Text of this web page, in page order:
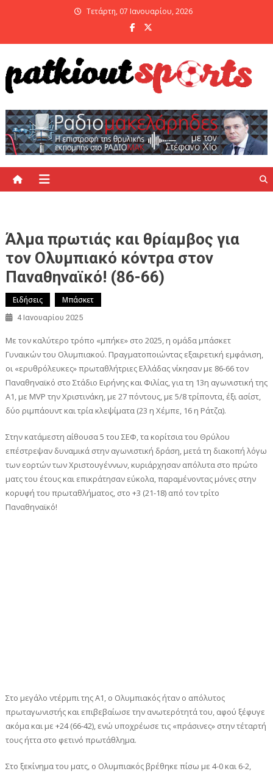
Τετάρτη, 07 Ιανουαρίου, 2026
Άλμα πρωτιάς και θρίαμβος για
τον Ολυμπιακό κόντρα στον
Παναθηναϊκό! (86-66)
Ειδήσεις Μπάσκετ
4 Ιανουαρίου 2025
Με τον καλύτερο τρόπο «μπήκε» στο 2025, η ομάδα μπάσκετ
Γυναικών του Ολυμπιακού. Πραγματοποιώντας εξαιρετική εμφάνιση,
οι «ερυθρόλευκες» πρωταθλήτριες Ελλάδας νίκησαν με 86-66 τον
Παναθηναϊκό στο Στάδιο Ειρήνης και Φιλίας, για τη 13η αγωνιστική της
Α1, με MVP την Χριστινάκη, με 27 πόντους, με 5/8 τρίποντα, έξι ασίστ,
δύο ριμπάουντ και τρία κλεψίματα (23 η Χέμπε, 16 η Ράτζα).
Στην κατάμεστη αίθουσα 5 του ΣΕΦ, τα κορίτσια του Θρύλου
επέστρεψαν δυναμικά στην αγωνιστική δράση, μετά τη διακοπή λόγω
των εορτών των Χριστουγέννων, κυριάρχησαν απόλυτα στο πρώτο
ματς του έτους και επικράτησαν εύκολα, παραμένοντας μόνες στην
κορυφή του πρωταθλήματος, στο +3 (21-18) από τον τρίτο
Παναθηναϊκό!
Στο μεγάλο ντέρμπι της Α1, ο Ολυμπιακός ήταν ο απόλυτος
πρωταγωνιστής και επιβεβαίωσε την ανωτερότητά του, αφού ξέφυγε
ακόμα και με +24 (66-42), ενώ υποχρέωσε τις «πράσινες» στην τέταρτή
τους ήττα στο φετινό πρωτάθλημα.
Στο ξεκίνημα του ματς, ο Ολυμπιακός βρέθηκε πίσω με 4-0 και 6-2,